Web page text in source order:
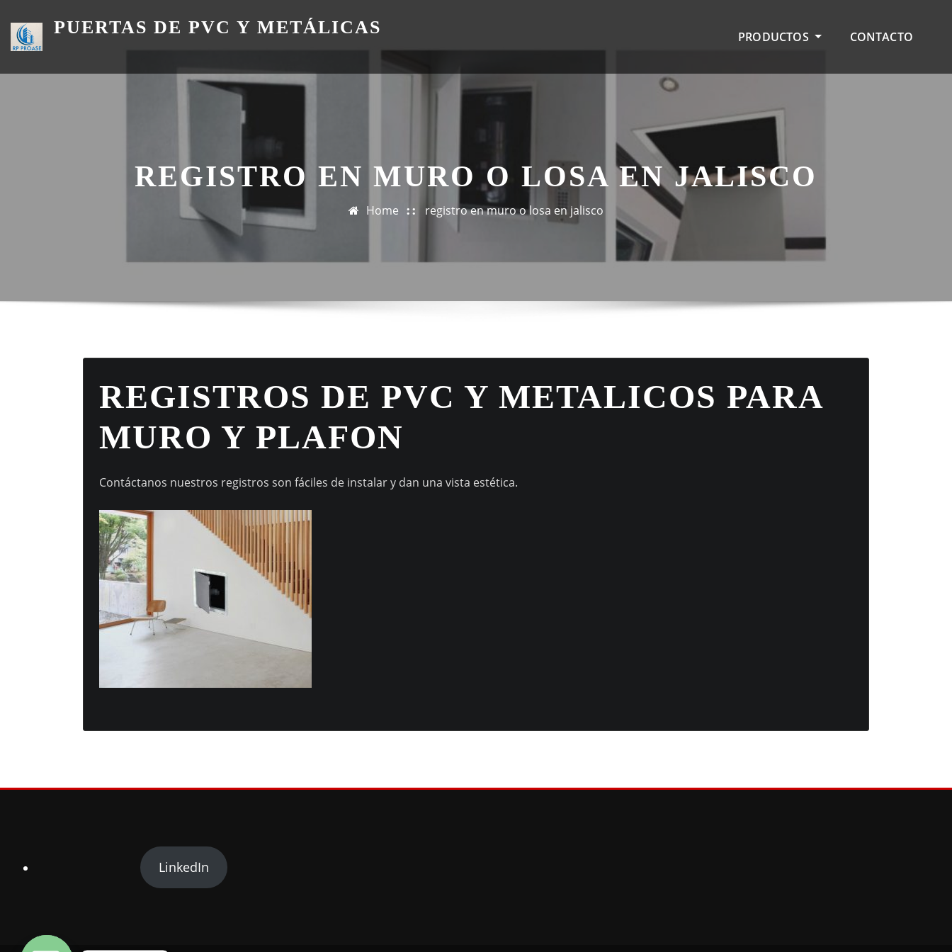
content
PUERTAS DE PVC Y METÁLICAS PRODUCTOS CONTACTO
REGISTRO EN MURO O LOSA EN JALISCO
Home registro en muro o losa en jalisco
REGISTROS DE PVC Y METALICOS PARA
MURO Y PLAFON
Contáctanos nuestros registros son fáciles de instalar y dan una vista estética.
LinkedIn